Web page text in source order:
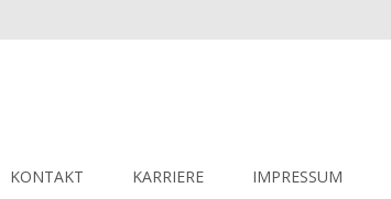
KONTAKT KARRIERE IMPRESSUM